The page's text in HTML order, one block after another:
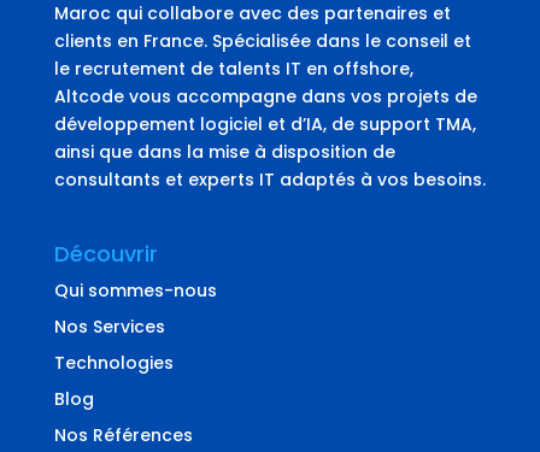
Maroc qui collabore avec des partenaires et
clients en France. Spécialisée dans le conseil et
le recrutement de talents IT en offshore,
Altcode vous accompagne dans vos projets de
développement logiciel et d’IA, de support TMA,
ainsi que dans la mise à disposition de
consultants et experts IT adaptés à vos besoins.
Découvrir
Qui sommes-nous
Nos Services
Technologies
Blog
Nos Références